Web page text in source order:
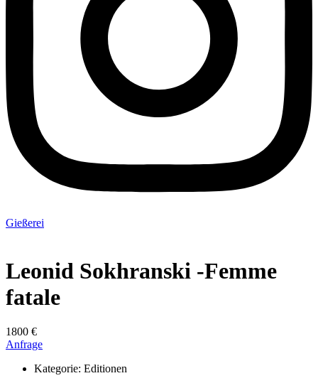
Gießerei
Leonid Sokhranski -Femme
fatale
1800 €
Anfrage
Kategorie: Editionen